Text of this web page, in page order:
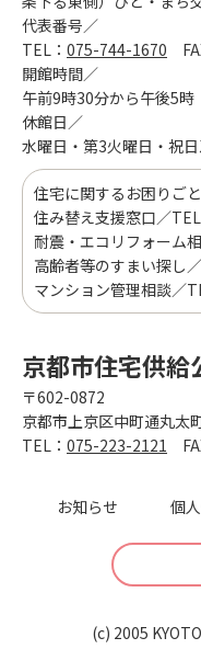
代表番号／
TEL： 075-744-1670
開館時間／
午前9時30分から午後5時
休館日／
水曜日・第3火曜日・祝
住宅に関するお困りご
住み替え支援窓口／TEL
耐震・エコリフォーム
高齢者等のすまい探し
マンション管理相談／
京都市住宅供給
〒602-0872
京都市上京区中町通丸太
TEL： 075-223-2121
お知らせ 個
(c) 2005